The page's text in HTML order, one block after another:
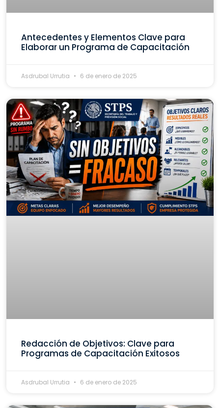
Antecedentes y Elementos Clave para
Elaborar un Programa de Capacitación
Asdrubal Urrutia 6 de enero de 2025
Redacción de Objetivos: Clave para
Programas de Capacitación Exitosos
Asdrubal Urrutia 6 de enero de 2025